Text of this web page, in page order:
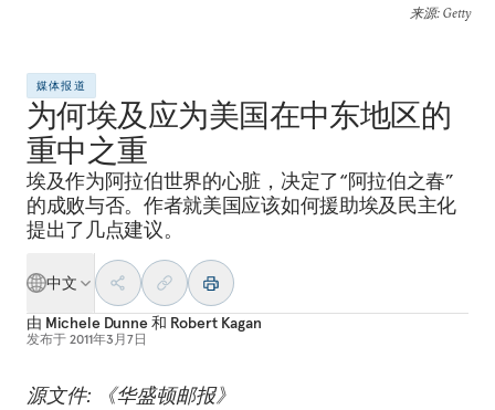
来源: Getty
媒体报道
为何埃及应为美国在中东地区的
重中之重
埃及作为阿拉伯世界的心脏，决定了“阿拉伯之春”
的成败与否。作者就美国应该如何援助埃及民主化
提出了几点建议。
中文
由 Michele Dunne和 Robert Kagan
发布于 2011年3月7日
源文件: 《华盛顿邮报》